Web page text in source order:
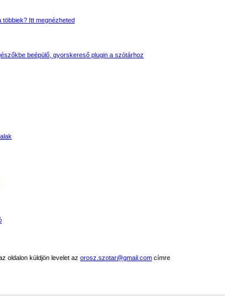
Itt megnézheted
beépülő, gyorskereső plugin a szótárhoz
oldalon küldjön levelet az orosz.szotar@gmail.com címre